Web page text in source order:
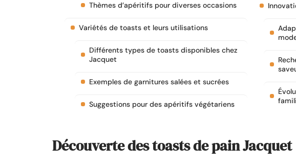
Thèmes d’apéritifs pour diverses occasions
Variétés de toasts et leurs utilisations
Différents types de toasts disponibles chez
Jacquet
Exemples de garnitures salées et sucrées
Suggestions pour des apéritifs végétariens
Découverte des toasts de pain Jacquet